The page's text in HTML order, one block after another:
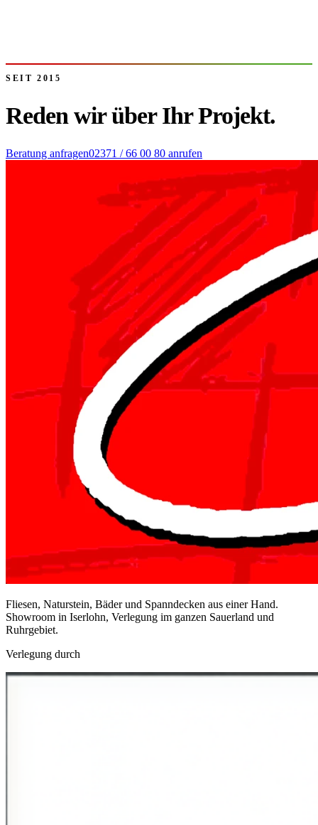
SEIT 2015
Reden wir über Ihr Projekt.
Beratung anfragen02371 / 66 00 80 anrufen
Fliesen, Naturstein, Bäder und Spanndecken aus einer Hand.
Showroom in Iserlohn, Verlegung im ganzen Sauerland und
Ruhrgebiet.
Verlegung durch